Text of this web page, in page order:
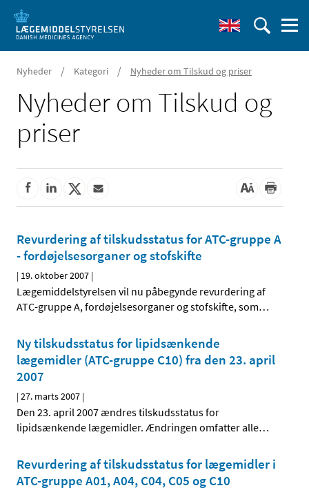
Nyheder / Kategori / Nyheder om Tilskud og priser
Nyheder om Tilskud og
priser
Revurdering af tilskudsstatus for ATC-gruppe A
- fordøjelsesorganer og stofskifte
| 19. oktober 2007 |
Lægemiddelstyrelsen vil nu påbegynde revurdering af
ATC-gruppe A, fordøjelsesorganer og stofskifte, som…
Ny tilskudsstatus for lipidsænkende
lægemidler (ATC-gruppe C10) fra den 23. april
2007
|27. marts 2007 |
Den 23. april 2007 ændres tilskudsstatus for
lipidsænkende lægemidler. Ændringen omfatter alle…
Revurdering af tilskudsstatus for lægemidler i
ATC-gruppe A01, A04, C04, C05 og C10